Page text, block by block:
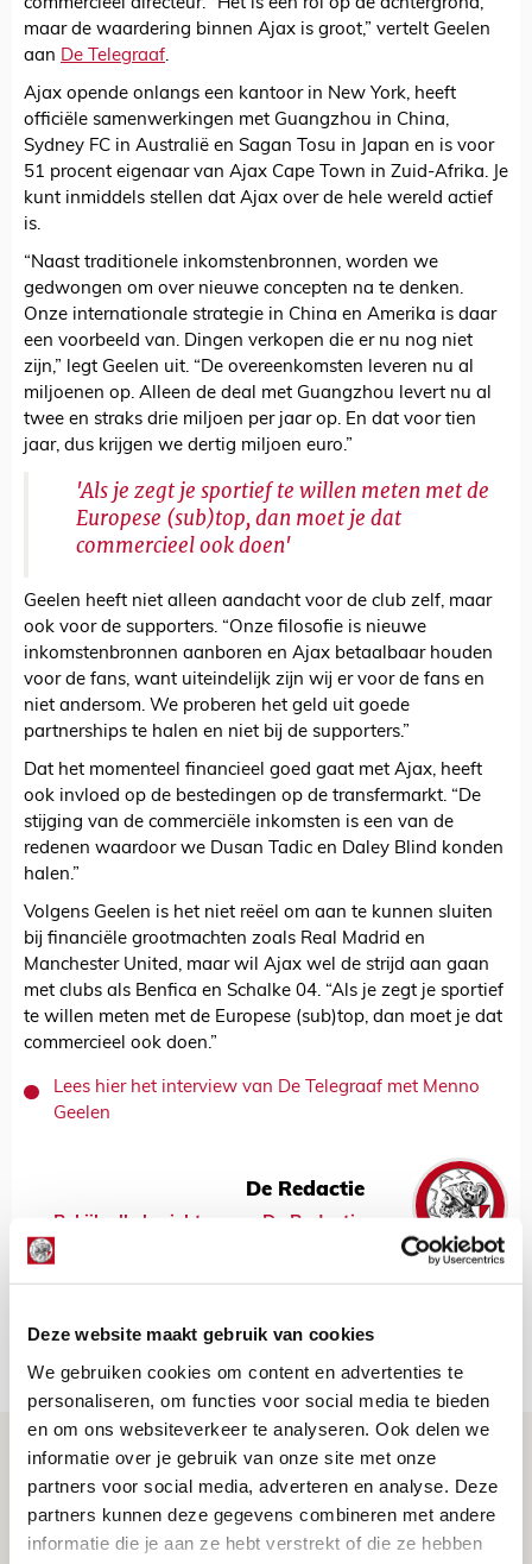
Deze website maakt gebruik van cookies
We gebruiken cookies om content en advertenties te
personaliseren, om functies voor social media te bieden
en om ons websiteverkeer te analyseren. Ook delen we
informatie over je gebruik van onze site met onze
partners voor social media, adverteren en analyse. Deze
partners kunnen deze gegevens combineren met andere
informatie die je aan ze hebt verstrekt of die ze hebben
commercieel directeur. “Het is een rol op de achtergrond,
maar de waardering binnen Ajax is groot,” vertelt Geelen
aan De Telegraaf.
Ajax opende onlangs een kantoor in New York, heeft
officiële samenwerkingen met Guangzhou in China,
Sydney FC in Australië en Sagan Tosu in Japan en is voor
51 procent eigenaar van Ajax Cape Town in Zuid-Afrika. Je
kunt inmiddels stellen dat Ajax over de hele wereld actief
is.
“Naast traditionele inkomstenbronnen, worden we
gedwongen om over nieuwe concepten na te denken.
Onze internationale strategie in China en Amerika is daar
een voorbeeld van. Dingen verkopen die er nu nog niet
zijn,” legt Geelen uit. “De overeenkomsten leveren nu al
miljoenen op. Alleen de deal met Guangzhou levert nu al
twee en straks drie miljoen per jaar op. En dat voor tien
jaar, dus krijgen we dertig miljoen euro.”
'Als je zegt je sportief te willen meten met de
Europese (sub)top, dan moet je dat
commercieel ook doen'
Geelen heeft niet alleen aandacht voor de club zelf, maar
ook voor de supporters. “Onze filosofie is nieuwe
inkomstenbronnen aanboren en Ajax betaalbaar houden
voor de fans, want uiteindelijk zijn wij er voor de fans en
niet andersom. We proberen het geld uit goede
partnerships te halen en niet bij de supporters.”
Dat het momenteel financieel goed gaat met Ajax, heeft
ook invloed op de bestedingen op de transfermarkt. “De
stijging van de commerciële inkomsten is een van de
redenen waardoor we Dusan Tadic en Daley Blind konden
halen.”
Volgens Geelen is het niet reëel om aan te kunnen sluiten
bij financiële grootmachten zoals Real Madrid en
Manchester United, maar wil Ajax wel de strijd aan gaan
met clubs als Benfica en Schalke 04. “Als je zegt je sportief
te willen meten met de Europese (sub)top, dan moet je dat
commercieel ook doen.”
Lees hier het interview van De Telegraaf met Menno
Geelen
De Redactie
Bekijk alle berichten van De Redactie
Drie dingen die je moet weten over PEC
Zwolle - Ajax
08 AUGUSTUS 2026 - 12:32
NIEUWS